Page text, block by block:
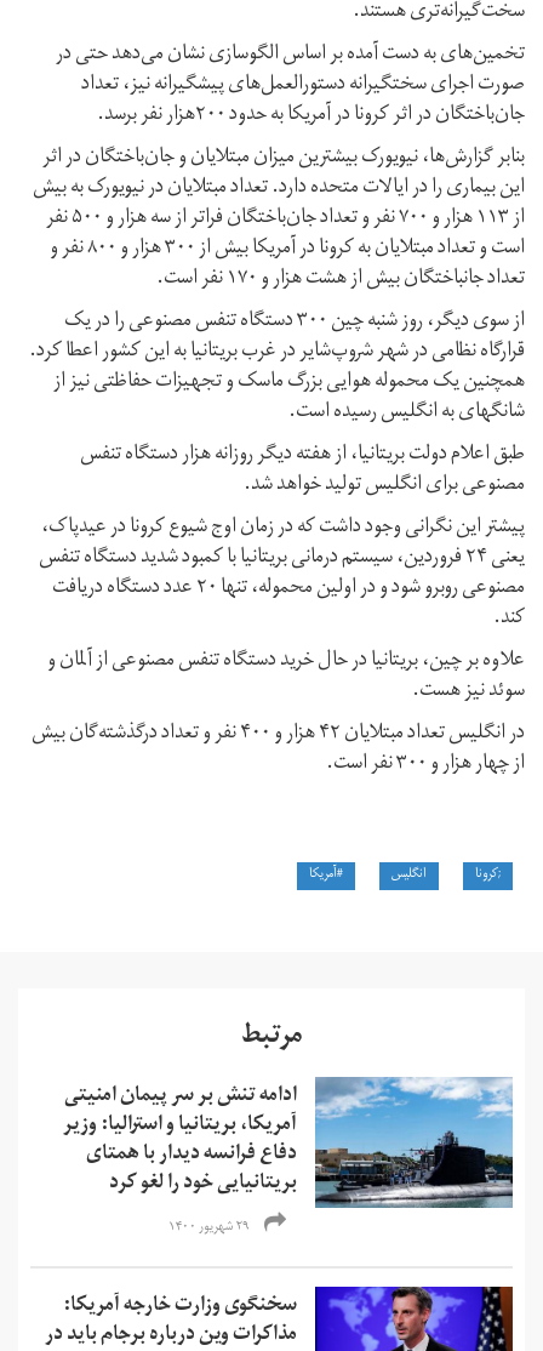
سخت‌گیرانه‌تری هستند.
تخمین‌های به دست آمده بر اساس الگوسازی نشان می‌دهد حتی در
صورت اجرای سختگیرانه دستورالعمل‌های پیشگیرانه نیز، تعداد
جان‌باختگان در اثر کرونا در آمریکا به حدود ۲۰۰هزار نفر برسد.
بنابر گزارش‌ها، نیویورک بیشترین میزان مبتلایان و جان‌باختگان در اثر
این بیماری را در ایالات متحده دارد. تعداد مبتلایان در نیویورک به بیش
از ۱۱۳ هزار و ۷۰۰ نفر و تعداد جان‌باختگان فراتر از سه هزار و ۵۰۰ نفر
است و تعداد مبتلایان به کرونا در آمریکا بیش از ۳۰۰ هزار و ۸۰۰ نفر و
تعداد جانباختگان بیش از هشت هزار و ۱۷۰ نفر است.
از سوی دیگر، روز شنبه چین ۳۰۰ دستگاه تنفس مصنوعی را در یک
قرارگاه نظامی در شهر شروپ‌شایر در غرب بریتانیا به این کشور اعطا کرد.
همچنین یک محموله هوایی بزرگ ماسک و تجهیزات حفاظتی نیز از
شانگهای به انگلیس رسیده است.
طبق اعلام دولت بریتانیا، از هفته دیگر روزانه هزار دستگاه تنفس
مصنوعی برای انگلیس تولید خواهد شد.
پیشتر این نگرانی وجود داشت که در زمان اوج شیوع کرونا در عیدپاک،
یعنی ۲۴ فروردین، سیستم درمانی بریتانیا با کمبود شدید دستگاه تنفس
مصنوعی روبرو شود و در اولین محموله، تنها ۲۰ عدد دستگاه دریافت
کند.
علاوه بر چین، بریتانیا در حال خرید دستگاه تنفس مصنوعی از آلمان و
سوئد نیز هست.
در انگلیس تعداد مبتلایان ۴۲ هزار و ۴۰۰ نفر و تعداد درگذشته‌گان بیش
از چهار هزار و ۳۰۰ نفر است.
;کرونا انگلیس #آمریکا
مرتبط
ادامه تنش بر سر پیمان امنیتی
آمریکا، بریتانیا و استرالیا: وزیر
دفاع فرانسه دیدار با همتای
بریتانیایی‌ خود را لغو کرد
۲۹ شهریور ۱۴۰۰
سخنگوی وزارت خارجه آمریکا:
مذاکرات وین درباره برجام باید در